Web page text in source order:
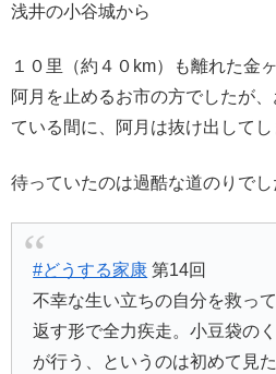
浅井の小谷城から
１０里（約４０km）も離れた金
阿月を止めるお市の方でしたが
ている間に、阿月は抜け出してし
待っていたのは過酷な道のりでし
#どうする家康 第14回
不幸な生い立ちの自分を救っ
返す形で全力疾走。小豆袋の
が行う、というのは初めて見